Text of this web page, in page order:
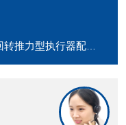
执行器配直行程调节阀